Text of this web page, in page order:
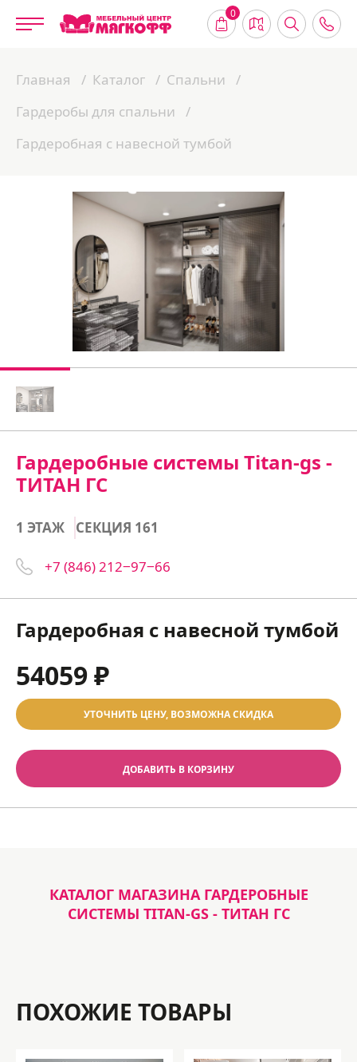
0
Главная Каталог
Спальни
Гардеробы для спальни
Гардеробная с навесной тумбой
Гардеробные системы Titan-gs -
ТИТАН ГС
1 ЭТАЖ СЕКЦИЯ 161
+7 (846) 212‒97‒66
Гардеробная с навесной тумбой
54059 ₽
УТОЧНИТЬ ЦЕНУ, ВОЗМОЖНА СКИДКА
ДОБАВИТЬ В КОРЗИНУ
КАТАЛОГ МАГАЗИНА ГАРДЕРОБНЫЕ
СИСТЕМЫ TITAN-GS - ТИТАН ГС
ПОХОЖИЕ ТОВАРЫ